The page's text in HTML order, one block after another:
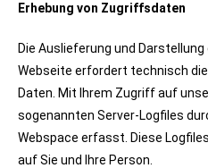
Erhebung von Zugriffsdaten
Die Auslieferung und
Webseite erfordert technisch
Daten. Mit Ihrem Zugriff auf
sogenannten Server-Logfiles
Webspace erfasst. Diese
auf Sie und Ihre Person.